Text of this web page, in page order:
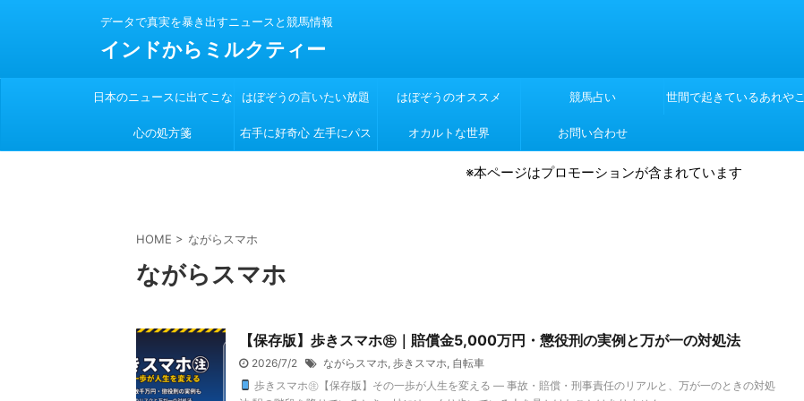
データで真実を暴き出すニュースと競馬情報
インドからミルクティー
日本のニュースに出てこな
い
はぼぞうの言いたい放題 はぼぞうのオススメ 競馬占い 世間で起きているあれやこ
心の処方箋 右手に好奇心 左手にパス オカルトな世界 お問い合わせ
※本ページはプロモーションが含まれています
HOME > ながらスマホ
ながらスマホ
【保存版】歩きスマホ㊟｜賠償金5,000万円・懲役刑の実例と万が一の対処法
2026/7/2 ながらスマホ, 歩きスマホ, 自転車
歩きスマホ㊟【保存版】その一歩が人生を変える ― 事故・賠償・刑事責任のリアルと、万が一のときの対処